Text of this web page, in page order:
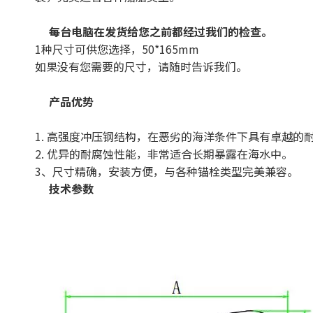
每台电脑在发货给您之前都经过我们的检查。
1种尺寸可供您选择，50*165mm
如果没有您需要的尺寸，请随时告诉我们。
产品优势
1. 高强度冲压钢结构，在恶劣的海洋条件下具有卓越的
2. 优异的耐腐蚀性能，非常适合长期暴露在海水中。
3、尺寸精确，安装方便，与各种锚栓类型完美兼容。
技术参数